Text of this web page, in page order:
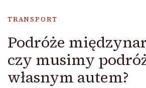
TRANSPORT
Podróże
czy musimy
własnym autem?